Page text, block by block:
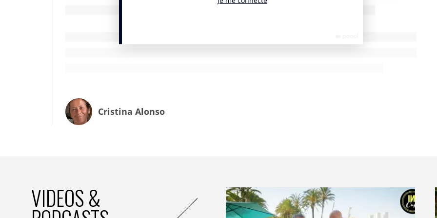
transformation de l’armée de terre dans deux domaines : les équipements, avec de nouveaux
renseignements… et je vous offre un scoop : nous allons adopter de nouveaux camouflages
Cristina Alonso
VIDEOS &